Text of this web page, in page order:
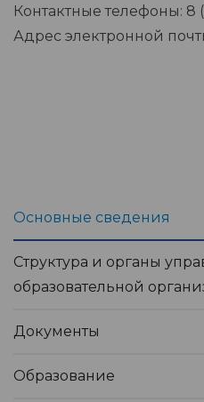
Контактные телефоны: 8
Адрес электронной
Основные сведения
Структура и органы
образовательной
Документы
Образование